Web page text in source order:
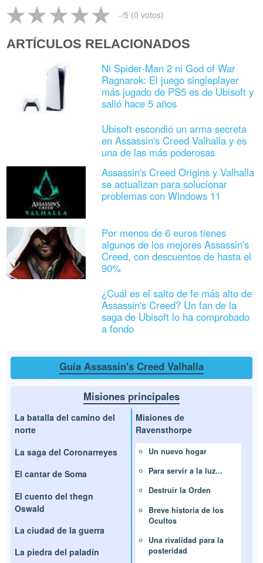
-/5 (0 votos)
ARTÍCULOS RELACIONADOS
Ni Spider-Man 2 ni God of War
Ragnarok: El juego singleplayer
más jugado de PS5 es de Ubisoft y
salió hace 5 años
Ubisoft escondió un arma secreta
en Assassin's Creed Valhalla y es
una de las más poderosas
Assassin's Creed Origins y Valhalla
se actualizan para solucionar
problemas con Windows 11
Por menos de 6 euros tienes
algunos de los mejores Assassin's
Creed, con descuentos de hasta el
90%
¿Cuál es el salto de fe más alto de
Assassin's Creed? Un fan de la
saga de Ubisoft lo ha comprobado
a fondo
Guía Assassin's Creed Valhalla
Misiones principales
La batalla del camino del
norte
La saga del Coronarreyes
El cantar de Soma
El cuento del thegn
Oswald
La ciudad de la guerra
La piedra del paladín
Misiones de
Ravensthorpe
Un nuevo hogar
Para servir a la luz...
Destruir la Orden
Breve historia de los
Ocultos
Una rivalidad para la
posteridad